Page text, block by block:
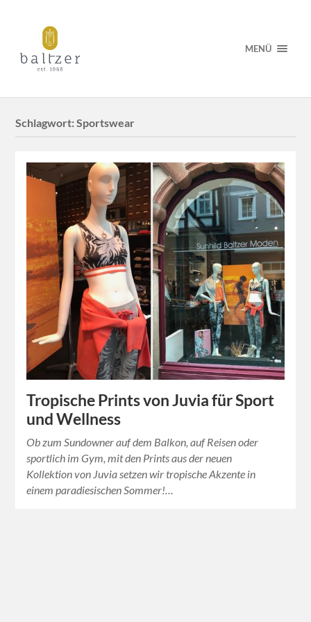
MENÜ
Schlagwort:Sportswear
Tropische Prints von Juvia für Sport
und Wellness
Ob zum Sundowner auf dem Balkon, auf Reisen oder
sportlich im Gym, mit den Prints aus der neuen
Kollektion von Juvia setzen wir tropische Akzente in
einem paradiesischen Sommer!…